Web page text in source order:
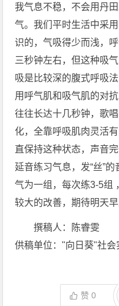
我气息不稳，不会用丹
气。我们平时生活中采
识的，气吸得少而浅，
三秒钟左右，但这种吸
吸是比较深的腹式呼吸
用呼气肌和吸气肌的对
往往长达十几秒钟，歌
化，全靠呼吸肌肉灵活
直保持这种状态，声音
延音练习气息，发“丝”的
气为一组，每次练3-5组
较大的改善，期待明天
撰稿人：陈睿雯
供稿单位："向日葵"社会
赞0